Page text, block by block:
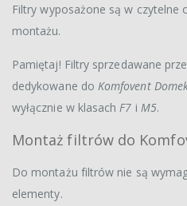
Filtry wyposażone są w czytelne
montażu.
Pamiętaj! Filtry sprzedawane
dedykowane do Komfovent
wyłącznie w klasach F7 i M5.
Montaż filtrów do
Do montażu filtrów nie są
elementy.